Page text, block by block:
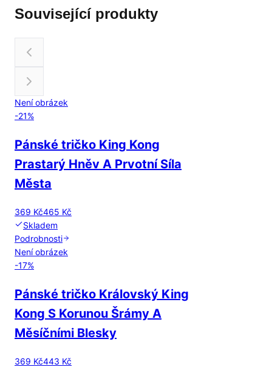
Související produkty
Není obrázek
-21%
Pánské tričko King Kong
Prastarý Hněv A Prvotní Síla
Města
369 Kč465 Kč
Skladem
Podrobnosti
Není obrázek
-17%
Pánské tričko Královský King
Kong S Korunou Šrámy A
Měsíčními Blesky
369 Kč443 Kč